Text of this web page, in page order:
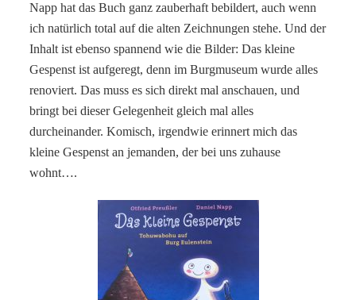
Napp hat das Buch ganz zauberhaft bebildert, auch wenn
ich natürlich total auf die alten Zeichnungen stehe. Und der
Inhalt ist ebenso spannend wie die Bilder: Das kleine
Gespenst ist aufgeregt, denn im Burgmuseum wurde alles
renoviert. Das muss es sich direkt mal anschauen, und
bringt bei dieser Gelegenheit gleich mal alles
durcheinander. Komisch, irgendwie erinnert mich das
kleine Gespenst an jemanden, der bei uns zuhause
wohnt….